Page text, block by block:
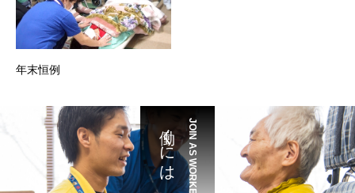
年末恒例
JOIN AS WORKER
働くには